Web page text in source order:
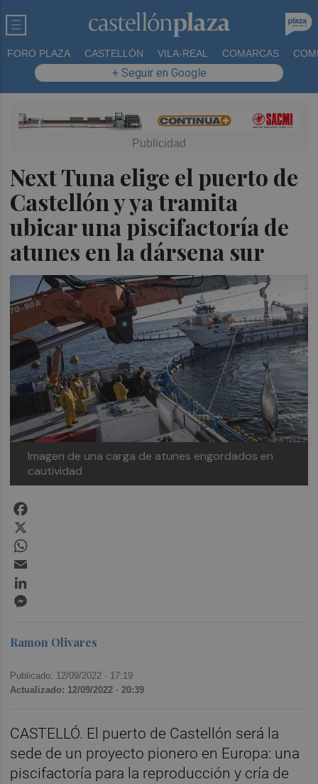
FORO PLAZA CASTELLÓN VILA-REAL COMARCAS
+ Seguir en Google
Next Tuna elige el puerto de
Castellón y ya tramita
ubicar una piscifactoría de
atunes en la dársena sur
Imagen de una carga de atunes engordados en
cautividad
Ramon Olivares
Publicado: 12/09/2022 · 17:19
Actualizado: 12/09/2022 · 20:39
CASTELLÓ. El puerto de Castellón será la
sede de un proyecto pionero en Europa: una
piscifactoría para la reproducción y cría de